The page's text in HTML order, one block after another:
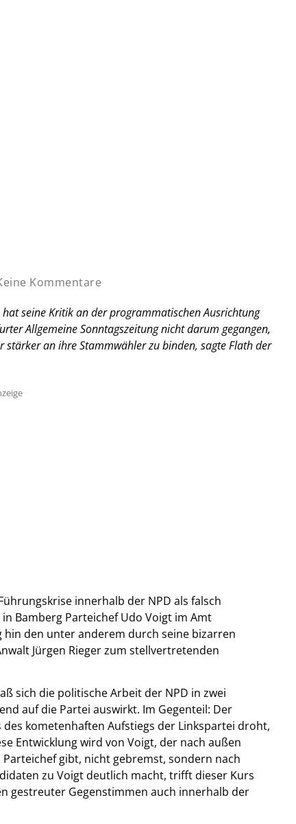
Kommentare
seine Kritik an der programmatischen Ausrichtung
Allgemeine Sonntagszeitungnicht darum gegangen,
stärker an ihre Stammwähler zu binden, sagte Flath der
innerhalb der NPD als falsch
Bamberg Parteichef Udo Voigt im Amt
den unter anderem durch seine bizarren
Jürgen Rieger zum stellvertretenden
sich die politische Arbeit der NPD in zwei
auf die Partei auswirkt. Im Gegenteil: Der
kometenhaften Aufstiegs der Linkspartei droht,
Entwicklung wird von Voigt, der nach außen
gibt, nicht gebremst, sondern nach
zu Voigt deutlich macht, trifft dieser Kurs
gestreuter Gegenstimmen auch innerhalb der